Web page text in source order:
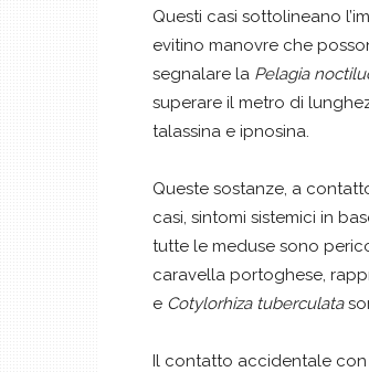
Questi casi sottolineano
evitino manovre che
segnalare la Pelagia
superare il metro di
talassina e ipnosina.
Queste sostanze, a
casi, sintomi sistemici in
tutte le meduse sono
caravella portoghese,
e Cotylorhiza tuberculata
Il contatto accidentale